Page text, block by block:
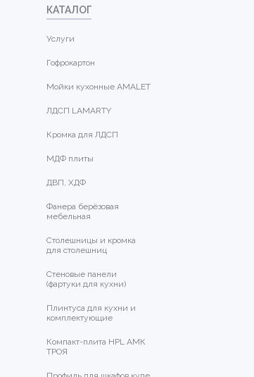
КАТАЛОГ
Услуги
Гофрокартон
Мойки кухонные AMALET
ЛДСП LAMARTY
Кромка для ЛДСП
МДФ плиты
ДВП, ХДФ
Фанера берёзовая
мебельная
Столешницы и кромка
для столешниц
Стеновые панели
(фартуки для кухни)
Плинтуса для кухни и
комплектующие
Компакт-плита HPL АМК
ТРОЯ